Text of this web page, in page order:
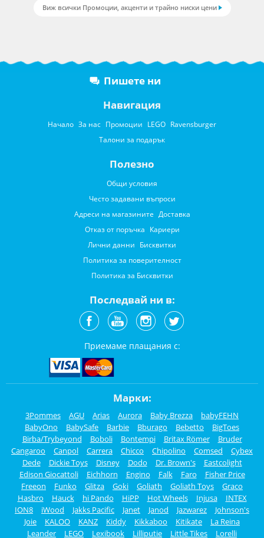
Виж всички Промоции, акценти и трайно ниски цени
Пишете ни
Навигация
Начало За нас Промоции LEGO Ravensburger
Талони за подарък
Полезно
Общи условия
Често задавани въпроси
Адреси на магазините Доставка
Отказ от поръчка Кариери
Лични данни Бисквитки
Политика за поверителност
Политика за Бисквитки
Последвай ни в:
Приемаме плащания с:
Марки:
3Pommes AGU Arias Aurora Baby Brezza
babyFEHN
BabyOno
BabySafe Barbie Bburago Bebetto
BigToes
Birba/Trybeyond
Boboli Bontempi Britax Römer
Bruder
Cangaroo
Canpol Carrera Chicco Chipolino Comsed
Cybex
Dede
Dickie Toys Disney Dodo Dr. Brown's
Eastcolight
Edison Giocattoli
Eichhorn Engino Falk Faro
Fisher Price
Freeon
Funko Glitza Goki Goliath Goliath Toys
Graco
Hasbro
Hauck hi Pando HiPP Hot Wheels Injusa
INTEX
ION8
iWood Jakks Pacific Janet Janod Jazwarez
Johnson's
Joie
KALOO KANZ Kiddy Kikkaboo Kitikate
La Reina
Leander
LEGO Lexibook Lilliputie Little Tikes Lorelli